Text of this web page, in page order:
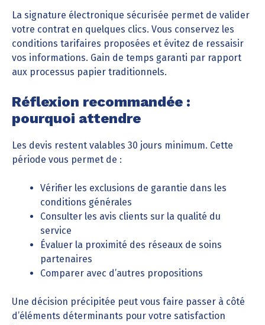
La signature électronique sécurisée permet de valider
votre contrat en quelques clics. Vous conservez les
conditions tarifaires proposées et évitez de ressaisir
vos informations. Gain de temps garanti par rapport
aux processus papier traditionnels.
Réflexion recommandée :
pourquoi attendre
Les devis restent valables 30 jours minimum. Cette
période vous permet de :
Vérifier les exclusions de garantie dans les
conditions générales
Consulter les avis clients sur la qualité du
service
Évaluer la proximité des réseaux de soins
partenaires
Comparer avec d’autres propositions
Une décision précipitée peut vous faire passer à côté
d’éléments déterminants pour votre satisfaction